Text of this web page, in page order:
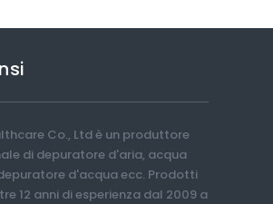
Co., Ltd è un produttore
di depuratore d'aria, acqua
d'acqua ecc. Prodotti
12 anni di esperienza dal 2009 a